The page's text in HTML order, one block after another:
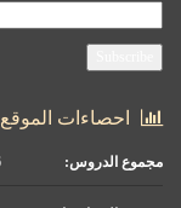
احصاءات الموقع
مجموع الدروس: